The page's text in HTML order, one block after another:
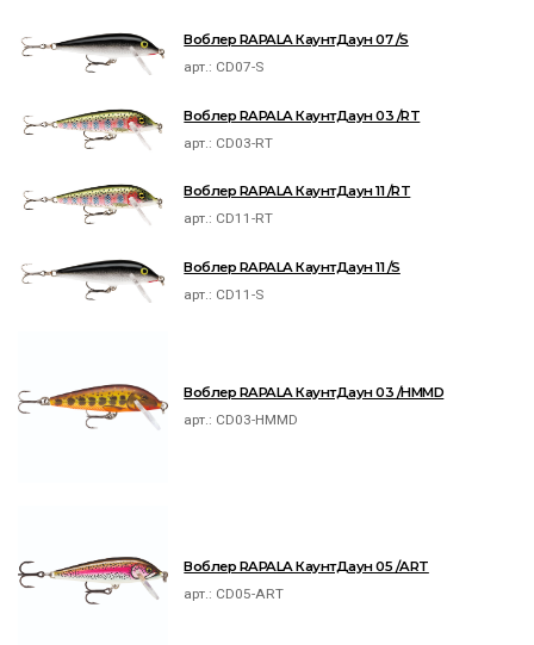
Воблер RAPALA КаунтДаун 07 /S
арт.: CD07-S
Воблер RAPALA КаунтДаун 03 /RT
арт.: CD03-RT
Воблер RAPALA КаунтДаун 11 /RT
арт.: CD11-RT
Воблер RAPALA КаунтДаун 11 /S
арт.: CD11-S
Воблер RAPALA КаунтДаун 03 /HMMD
арт.: CD03-HMMD
Воблер RAPALA КаунтДаун 05 /ART
арт.: CD05-ART